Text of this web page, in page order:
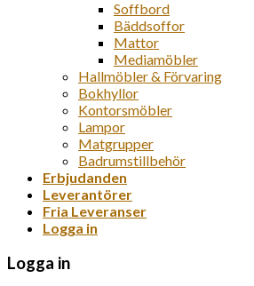
Soffbord
Bäddsoffor
Mattor
Mediamöbler
Hallmöbler & Förvaring
Bokhyllor
Kontorsmöbler
Lampor
Matgrupper
Badrumstillbehör
Erbjudanden
Leverantörer
Fria Leveranser
Logga in
Logga in